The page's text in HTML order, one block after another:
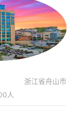
浙江省舟山市
人